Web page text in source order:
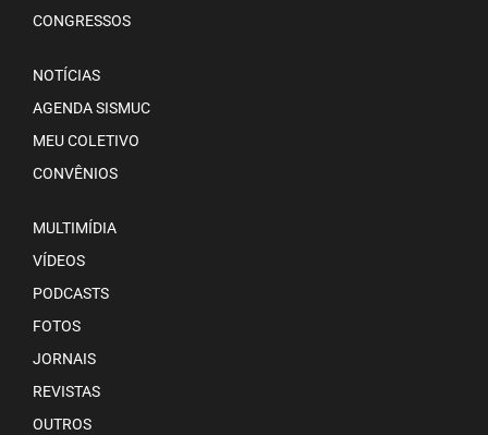
CONGRESSOS
NOTÍCIAS
AGENDA SISMUC
MEU COLETIVO
CONVÊNIOS
MULTIMÍDIA
VÍDEOS
PODCASTS
FOTOS
JORNAIS
REVISTAS
OUTROS